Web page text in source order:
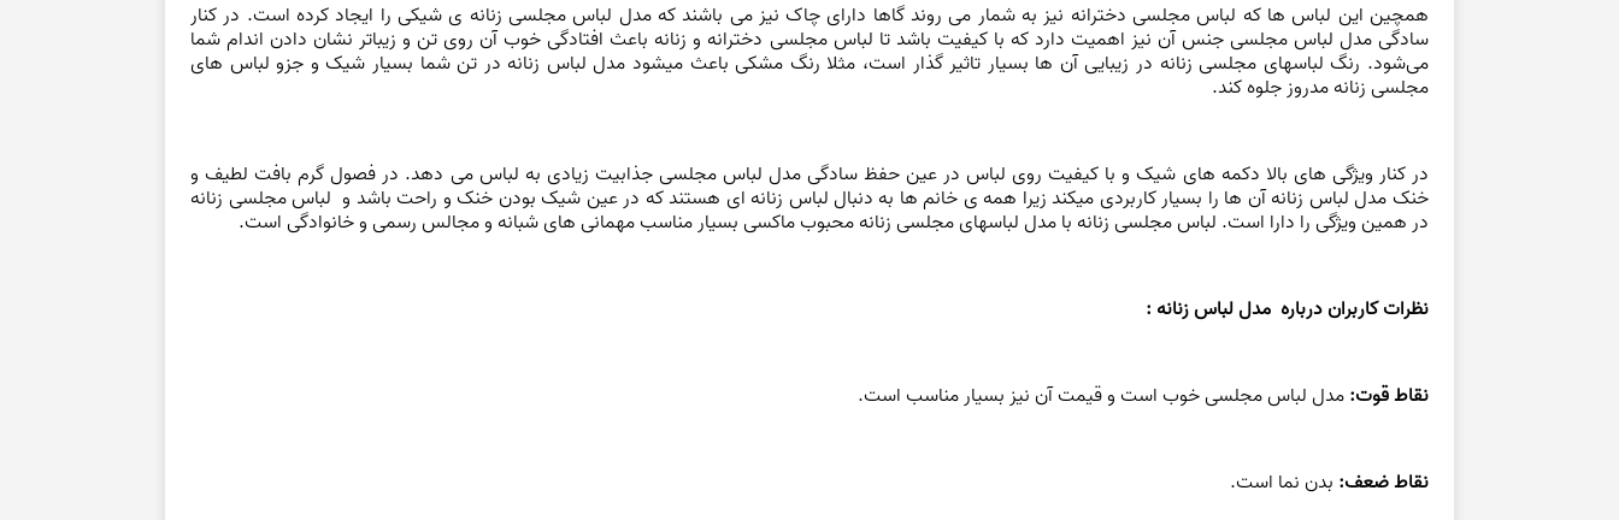
همچین این لباس ها که لباس مجلسی دخترانه نیز به شمار می روند گاها دارای چاک نیز می باشند که مدل لباس مجلسی زنانه ی شیکی را ایجاد کرده است. در کنار
سادگی مدل لباس مجلسی جنس آن نیز اهمیت دارد که با کیفیت باشد تا لباس مجلسی دخترانه و زنانه باعث افتادگی خوب آن روی تن و زیباتر نشان دادن اندام شما
می‌شود. رنگ لباسهای مجلسی زنانه در زیبایی آن ها بسیار تاثیر گذار است، مثلا رنگ مشکی باعث میشود مدل لباس زنانه در تن شما بسیار شیک و جزو لباس های
مجلسی زنانهمدروز جلوه کند.
در کنار ویژگی های بالا دکمه های شیک و با کیفیت روی لباس در عین حفظ سادگی مدل لباس مجلسی جذابیت زیادی به لباس می دهد. در فصول گرم بافت لطیف و
خنک مدل لباس زنانه آن ها را بسیار کاربردی میکند زیرا همه ی خانم ها به دنبال لباس زنانه ای هستند که در عین شیک بودن خنک و راحت باشد و لباس مجلسی زنانه
در همین ویژگی را دارا است. لباس مجلسی زنانه با مدل لباسهای مجلسی زنانه محبوب ماکسی بسیار مناسب مهمانی های شبانه و مجالس رسمی و خانوادگی است.
نظرات کاربران درباره مدل لباس زنانه :
نقاط قوت: مدل لباس مجلسی خوب است و قیمت آن نیز بسیار مناسب است.
نقاط ضعف: بدن نما است.